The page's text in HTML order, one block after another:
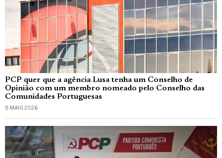
PCP quer que a agência Lusa tenha um Conselho de
Opinião com um membro nomeado pelo Conselho das
Comunidades Portuguesas
8 MAIO, 2026